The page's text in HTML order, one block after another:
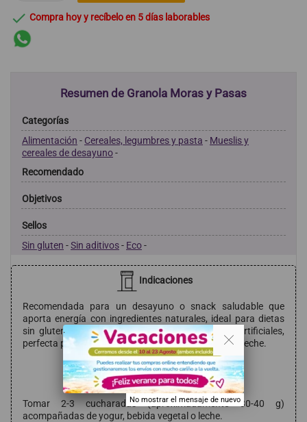
 Compra hoy y recíbelo en 5 días laborables
Resumen de Granola Moras y Pasas
Categorías
Alimentación - Cereales, legumbres y pasta - Mueslis y
cereales de desayuno-
Recomendado
Objetivos
Sellos
Sin gluten -Sin aditivos- Eco-
Indicaciones
Recomendada para un desayuno o snack saludable que
aporta energía con ingredientes naturales, ideal para dietas
sin gluten, sin azúcares añadidos y sin aditivos artificiales,
perfecta para combinar con yogur, bebida vegetal o leche.
Modo de empleo
Tomar 2-3 cucharadas (aproximadamente 30-40 g)
acompañadas de yogur, bebida vegetal o leche.
. .
No mostrar el mensaje de nuevo